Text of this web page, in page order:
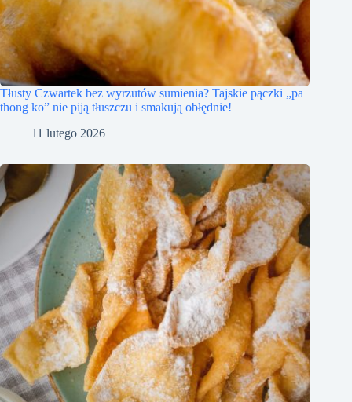
Tłusty Czwartek bez wyrzutów sumienia? Tajskie pączki „pa
thong ko” nie piją tłuszczu i smakują obłędnie!
11 lutego 2026